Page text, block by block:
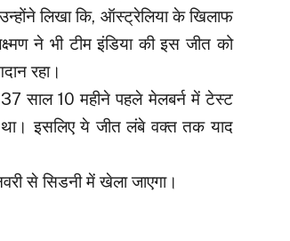
लिखा कि, ऑस्ट्रेलिया के खिलाफ
ने भी टीम इंडिया की इस जीत को
रहा।
साल 10 महीने पहले मेलबर्न में टेस्ट
था। इसलिए ये जीत लंबे वक्त तक याद
से सिडनी में खेला जाएगा।